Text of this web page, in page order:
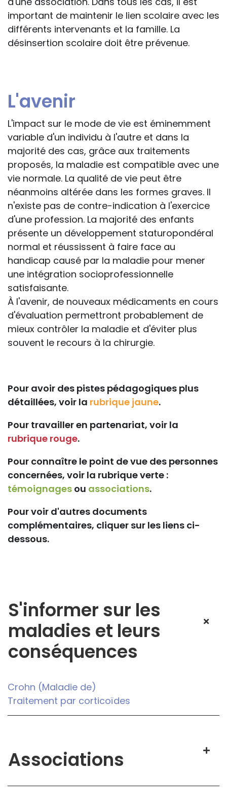
important de maintenir le lien scolaire avec les
différents intervenants et la famille. La
désinsertion scolaire doit être prévenue.
L'avenir
L'impact sur le mode de vie est éminemment
variable d'un individu à l'autre et dans la
majorité des cas, grâce aux traitements
proposés, la maladie est compatible avec une
vie normale. La qualité de vie peut être
néanmoins altérée dans les formes graves. Il
n'existe pas de contre-indication à l'exercice
d'une profession. La majorité des enfants
présente un développement staturopondéral
normal et réussissent à faire face au
handicap causé par la maladie pour mener
une intégration socioprofessionnelle
satisfaisante.
À l'avenir, de nouveaux médicaments en cours
d'évaluation permettront probablement de
mieux contrôler la maladie et d'éviter plus
souvent le recours à la chirurgie.
Pour avoir des pistes pédagogiques plus
détaillées, voir la rubrique jaune.
Pour travailler en partenariat, voir la
rubrique rouge.
Pour connaître le point de vue des personnes
concernées, voir la rubrique verte :
témoignages ou associations.
Pour voir d'autres documents
complémentaires, cliquer sur les liens ci-
dessous.
S'informer sur les
maladies et leurs
conséquences
Crohn (Maladie de)
Traitement par corticoïdes
Associations